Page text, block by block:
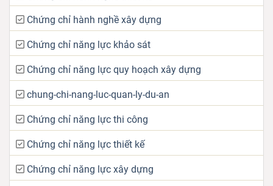
Chứng chỉ hành nghề xây dựng
Chứng chỉ năng lực khảo sát
Chứng chỉ năng lực quy hoạch xây dựng
chung-chi-nang-luc-quan-ly-du-an
Chứng chỉ năng lực thi công
Chứng chỉ năng lực thiết kế
Chứng chỉ năng lực xây dựng